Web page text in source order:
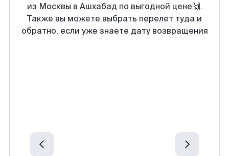
из Москвы в Ашхабад по выгодной цене🙌.
Также вы можете выбрать перелет туда и
обратно, если уже знаете дату возвращения